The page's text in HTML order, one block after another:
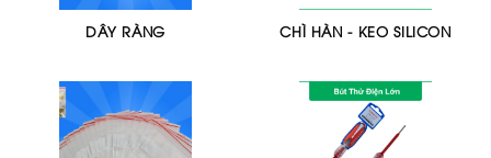
DÂY RÀNG CHÌ HÀN - KEO SILICON